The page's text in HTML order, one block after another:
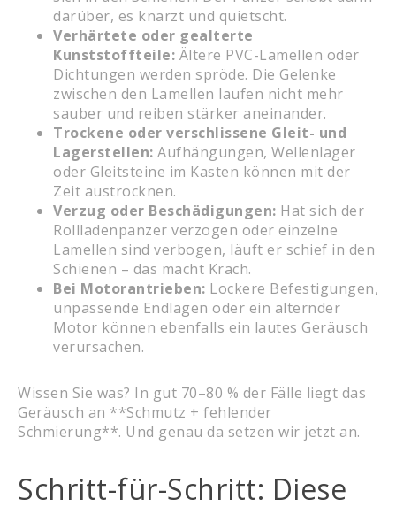
darüber, es knarzt und quietscht.
Verhärtete oder gealterte
Kunststoffteile: Ältere PVC-Lamellen oder
Dichtungen werden spröde. Die Gelenke
zwischen den Lamellen laufen nicht mehr
sauber und reiben stärker aneinander.
Trockene oder verschlissene Gleit- und
Lagerstellen: Aufhängungen, Wellenlager
oder Gleitsteine im Kasten können mit der
Zeit austrocknen.
Verzug oder Beschädigungen: Hat sich der
Rollladenpanzer verzogen oder einzelne
Lamellen sind verbogen, läuft er schief in den
Schienen – das macht Krach.
Bei Motorantrieben: Lockere Befestigungen,
unpassende Endlagen oder ein alternder
Motor können ebenfalls ein lautes Geräusch
verursachen.
Wissen Sie was? In gut 70–80 % der Fälle liegt das
Geräusch an **Schmutz + fehlender
Schmierung**. Und genau da setzen wir jetzt an.
Schritt-für-Schritt: Diese